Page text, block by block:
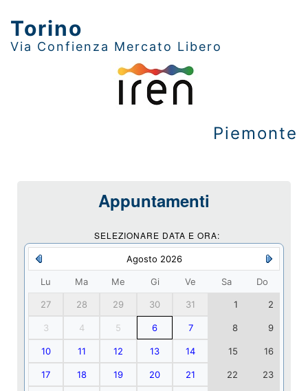
Torino
Via Confienza Mercato Libero
Piemonte
Appuntamenti
SELEZIONARE DATA E ORA:
Agosto 2026
Lu Ma Me Gi Ve Sa Do
27 28 29 30 31 1 2
3 4 5 6 7 8 9
10 11 12 13 14 15 16
17 18 19 20 21 22 23